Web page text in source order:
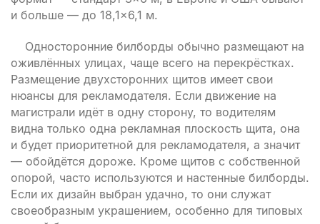
и больше — до 18,1×6,1 м.
Односторонние билборды обычно размещают на
оживлённых улицах, чаще всего на перекрёстках.
Размещение двухсторонних щитов имеет свои
нюансы для рекламодателя. Если движение на
магистрали идёт в одну сторону, то водителям
видна только одна рекламная плоскость щита, она
и будет приоритетной для рекламодателя, а значит
— обойдётся дороже. Кроме щитов с собственной
опорой, часто используются и настенные билборды.
Если их дизайн выбран удачно, то они служат
своеобразным украшением, особенно для типовых